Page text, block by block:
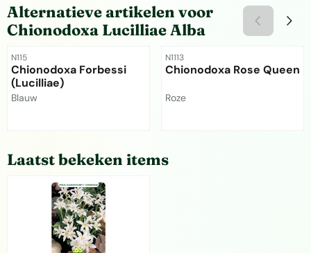
Alternatieve artikelen voor
Chionodoxa Lucilliae Alba
Artikelnummer
N115
Chionodoxa Forbessi
(Lucilliae)
Merk:
Blauw
Artikelnummer
N1113
Chionodoxa Rose Queen
Merk:
Roze
Laatst bekeken items